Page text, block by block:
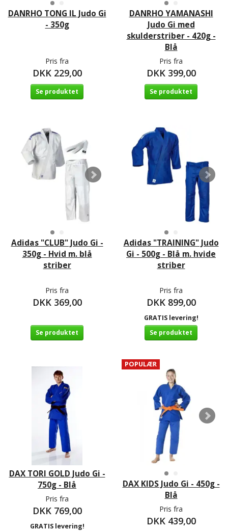
DANRHO TONG IL Judo Gi
- 350g
Pris fra
DKK 229,00
Se produktet
DANRHO YAMANASHI
Judo Gi med
skulderstriber - 420g -
Blå
Pris fra
DKK 399,00
Se produktet
Adidas "CLUB" Judo Gi -
350g - Hvid m. blå
striber
Pris fra
DKK 369,00
Se produktet
Adidas "TRAINING" Judo
Gi - 500g - Blå m. hvide
striber
Pris fra
DKK 899,00
GRATIS levering!
Se produktet
DAX TORI GOLD Judo Gi -
750g - Blå
Pris fra
DKK 769,00
GRATIS levering!
POPULÆR
DAX KIDS Judo Gi - 450g -
Blå
Pris fra
DKK 439,00